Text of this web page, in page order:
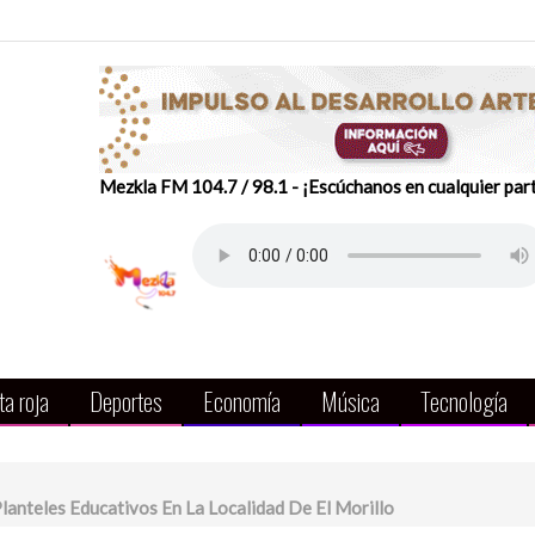
Mezkla FM 104.7 / 98.1 - ¡Escúchanos en cualquier
roja Deportes Economía Música Tecnología
Educativos En La Localidad De El Morillo